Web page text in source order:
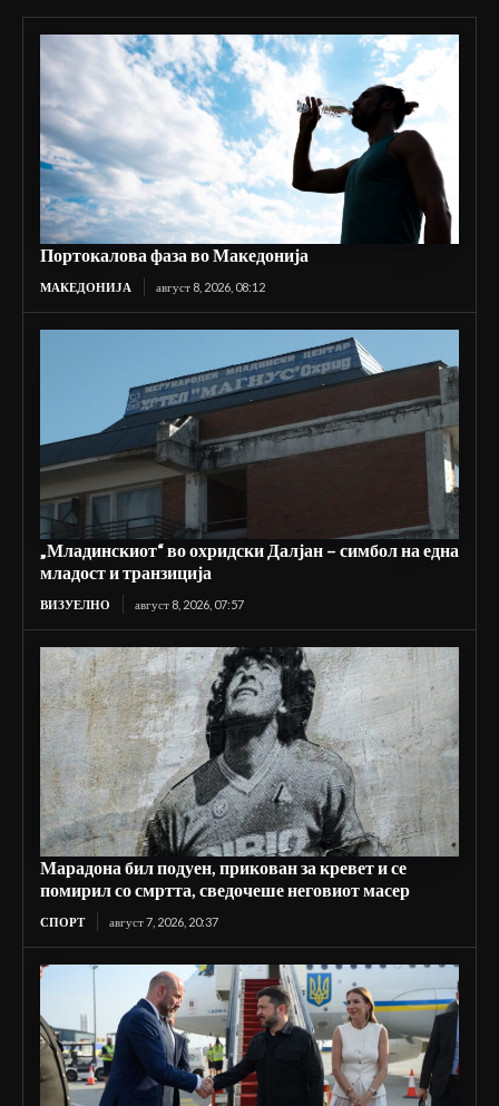
Портокалова фаза во Македонија
МАКЕДОНИЈА август 8, 2026, 08:12
„Младинскиот“ во охридски Далјан – симбол на една
младост и транзиција
ВИЗУЕЛНО август 8, 2026, 07:57
Марадона бил подуен, прикован за кревет и се
помирил со смртта, сведочеше неговиот масер
СПОРТ август 7, 2026, 20:37